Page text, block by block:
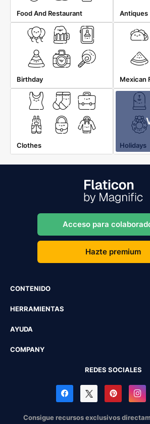
Food And Restaurant Antiques
Birthday Mexican
Clothes Holidays
Acceso para
Hazte premium
CONTENIDO
HERRAMIENTAS
AYUDA
COMPANY
REDES SOCIALES
Consigue recursos exclusivos